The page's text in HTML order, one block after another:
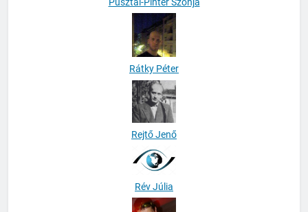
Rátky Péter
Rejtő Jenő
Rév Júlia